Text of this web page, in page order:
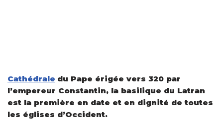
Cathédrale du Pape érigée vers 320 par
l’empereur Constantin, la basilique du Latran
est la première en date et en dignité de toutes
les églises d’Occident.